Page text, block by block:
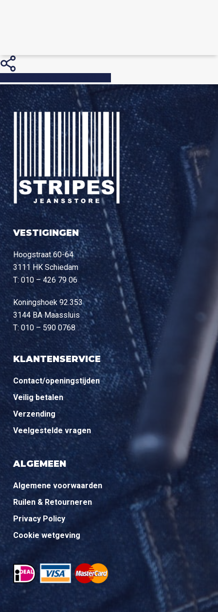
VESTIGINGEN
Hoogstraat 60-64
3111 HK Schiedam
T: 010 – 426 79 06
Koningshoek 92.353
3144 BA Maassluis
T: 010 – 590 0768
KLANTENSERVICE
Contact/openingstijden
Veilig betalen
Verzending
Veelgestelde vragen
ALGEMEEN
Algemene voorwaarden
Ruilen & Retourneren
Privacy Policy
Cookie wetgeving